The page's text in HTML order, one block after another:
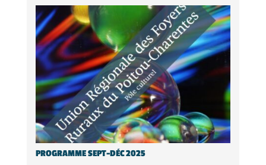
PROGRAMME SEPT-DÉC 2025